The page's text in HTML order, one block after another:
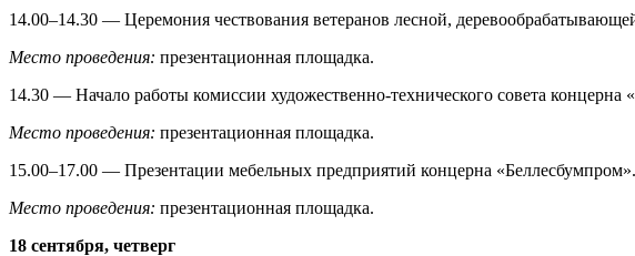
14.00–14.30 — Церемония чествования ветеранов лесной,
Место проведения: презентационная площадка.
14.30 — Начало работы комиссии художественно-технического совета концерна
Место проведения: презентационная площадка.
15.00–17.00 — Презентации мебельных предприятий концерна «Беллесбумпром».
Место проведения: презентационная площадка.
18 сентября, четверг